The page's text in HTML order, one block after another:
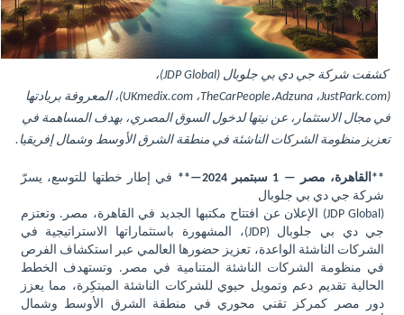
كشفت شركة جي دي بي جلوبال (JDP Global)،
(
JustPark.com، Adzuna،TheCarPeople، UKmedix.com)، المعروفة بريادتها
في مجال الاستثمار، عن نيتها لدخول السوق المصري، بهدف المساهمة في
تعزيز منظومة الشركات الناشئة في منطقة الشرق الأوسط وشمال إفريقيا.
**القاهرة، مصر — 1 سبتمبر 2024—**
في إطار خطتها للتوسع، يسرّ
شركة جي دي بي جلوبال
(
JDP Global) الإعلان عن افتتاح مكتبها الجديد في القاهرة، مصر. وتعتزم
جي دي بي جلوبال(JDP)، المشهورة باستثماراتها الاستراتيجية في
الشركات الناشئة الواعدة، تعزيز حضورها العالمي عبر استكشاف الفرص
في منظومة الشركات الناشئة المتنامية في مصر. وتستهدف الخطط
الحالية تقديم دعم وتمويل حيوي للشركات الناشئة المبتكِرة، مما يعزز
دور مصر كمركز تقني محوري في منطقة الشرق الأوسط وشمال